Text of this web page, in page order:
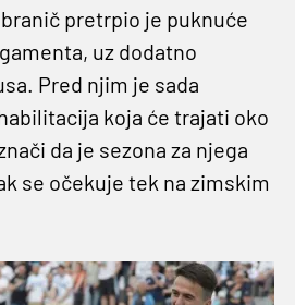
pretrpio je puknuće
uz dodatno
Pred njim je sada
koja će trajati oko
da je sezona za njega
se očekuje tek na zimskim